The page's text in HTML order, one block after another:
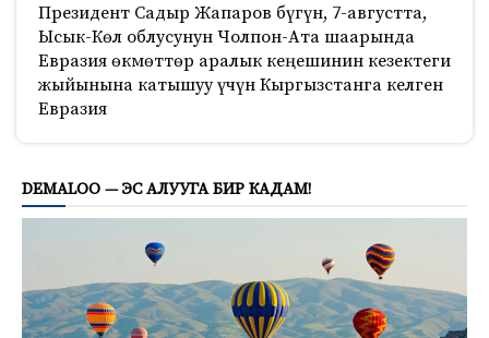
Президент Садыр Жапаров бүгүн, 7-августта,
Ысык-Көл облусунун Чолпон-Ата шаарында
Евразия өкмөттөр аралык кеңешинин кезектеги
жыйынына катышуу үчүн Кыргызстанга келген
Евразия
DEMALOO — ЭС АЛУУГА БИР КАДАМ!